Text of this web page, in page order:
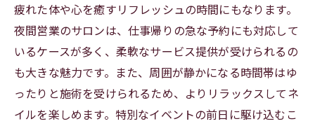
疲れた体や心を癒すリフレッシュの時間にもなります。
夜間営業のサロンは、仕事帰りの急な予約にも対応して
いるケースが多く、柔軟なサービス提供が受けられるの
も大きな魅力です。また、周囲が静かになる時間帯はゆ
ったりと施術を受けられるため、よりリラックスしてネ
イルを楽しめます。特別なイベントの前日に駆け込むこ